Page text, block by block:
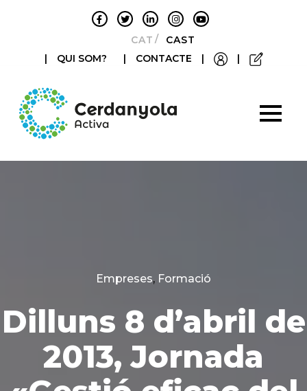
CATALÀCASTELLANO
|
QUI SOM? | CONTACTE | |
Categories
Empreses, Formació
Dilluns 8 d’abril de
2013, Jornada